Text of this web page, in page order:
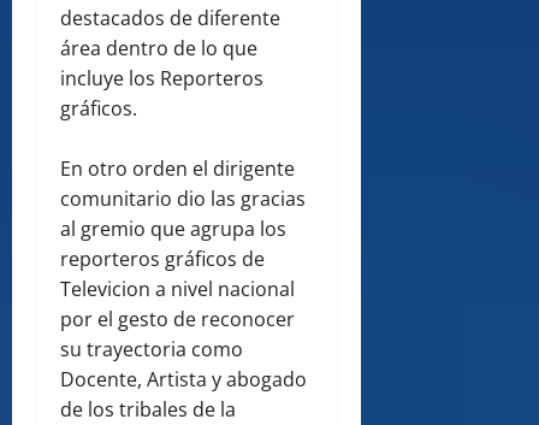
destacados de diferente
área dentro de lo que
incluye los Reporteros
gráficos.
En otro orden el dirigente
comunitario dio las gracias
al gremio que agrupa los
reporteros gráficos de
Televicion a nivel nacional
por el gesto de reconocer
su trayectoria como
Docente, Artista y abogado
de los tribales de la